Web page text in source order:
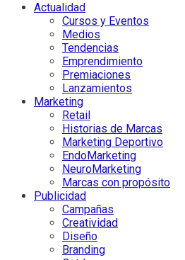
Actualidad
Cursos y Eventos
Medios
Tendencias
Emprendimiento
Premiaciones
Lanzamientos
Marketing
Retail
Historias de Marcas
Marketing Deportivo
EndoMarketing
NeuroMarketing
Marcas con propósito
Publicidad
Campañas
Creatividad
Diseño
Branding